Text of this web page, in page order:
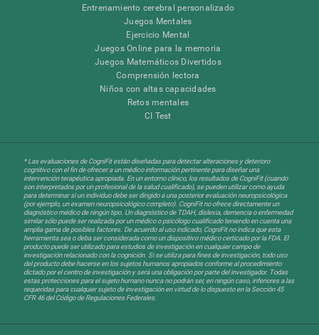
Entrenamiento cerebral personalizado
Juegos Mentales
Ejercicio Mental
Juegos Online para la memoria
Juegos Matemáticos Divertidos
Comprensión lectora
Niños con altas capacidades
Retos mentales
CI Test
* Las evaluaciones de CogniFit están diseñadas para detectar alteraciones y deterioro
cognitivo con el fin de ofrecer a un médico información pertinente para diseñar una
intervención terapéutica apropiada. En un entorno clínico, los resultados de CogniFit (cuando
son interpretados por un profesional de la salud cualificado), se pueden utilizar como ayuda
para determinar si un individuo debe ser dirigido a una posterior evaluación neuropsicológica
(por ejemplo, un examen neuropsicológico completo). CogniFit no ofrece directamente un
diagnóstico médico de ningún tipo. Un diagnóstico de TDAH, dislexia, demencia o enfermedad
similar sólo puede ser realizada por un médico o psicólogo cualificado teniendo en cuenta una
amplia gama de posibles factores. De acuerdo al uso indicado, CogniFit no indica que esta
herramienta sea o deba ser considerada como un dispositivo médico certicado por la FDA. El
producto puede ser utilizado para estudios de investigación en cualquier campo de
investigación relacionado con la cognición. Si se utiliza para fines de investigación, todo uso
del producto debe hacerse en los sujetos humanos apropiados conforme al procedimiento
dictado por el centro de investigación y será una obligación por parte del investigador. Todas
estas protecciones para el sujeto humano nunca no podrán ser, en ningún caso, inferiores a las
requeridas para cualquier sujeto de investigación en virtud de lo dispuesto en la Sección 45
CFR 46 del Código de Regulaciones Federales.